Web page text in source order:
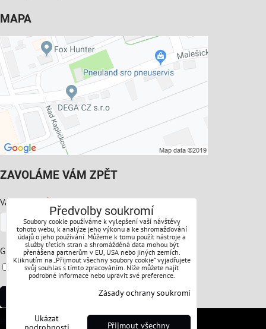
MAPA
ZAVOLÁME VÁM ZPĚT
Váš telefon:*
GDPR:*
Souhlasíte s ochranou osobních údajů
Předvolby soukromí
Zásady ochrany soukromí
Předvolby soukromí
Soubory cookie používáme k vylepšení vaší návštěvy
tohoto webu, k analýze jeho výkonu a ke shromažďování
údajů o jeho používání. Můžeme k tomu použít nástroje a
služby třetích stran a shromážděná data mohou být
přenášena partnerům v EU, USA nebo jiných zemích.
Kliknutím na „Přijmout všechny soubory cookie“ vyjadřujete
svůj souhlas s tímto zpracováním. Níže můžete najít
podrobné informace nebo upravit své preference.
Zásady ochrany soukromí
Ukázat
Přijmout všechny